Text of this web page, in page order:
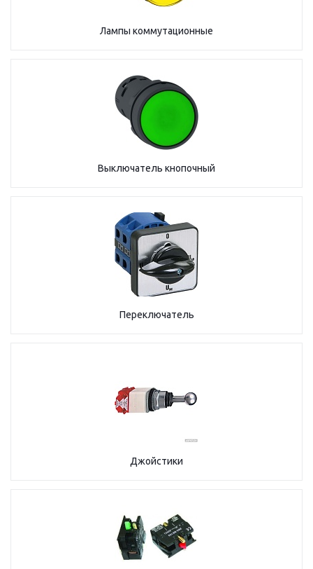
Лампы коммутационные
Выключатель кнопочный
Переключатель
Джойстики